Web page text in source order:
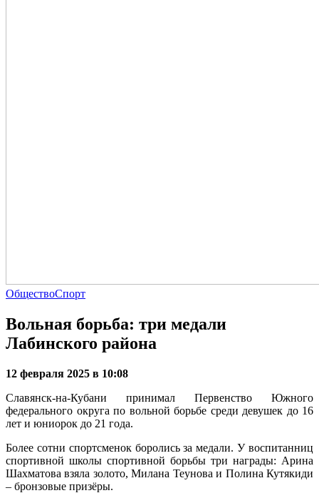
ОбществоСпорт
Вольная борьба: три медали
Лабинского района
12 февраля 2025 в 10:08
Славянск-на-Кубани принимал Первенство Южного
федерального округа по вольной борьбе среди девушек до 16
лет и юниорок до 21 года.
Более сотни спортсменок боролись за медали. У воспитанниц
спортивной школы спортивной борьбы три награды: Арина
Шахматова взяла золото, Милана Теунова и Полина Кутякиди
– бронзовые призёры.